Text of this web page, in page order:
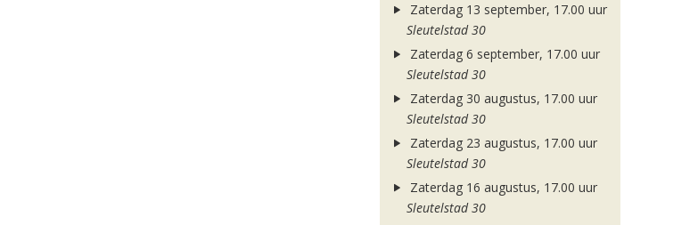
Zaterdag 13 september, 17.00 uur
Sleutelstad 30
Zaterdag 6 september, 17.00 uur
Sleutelstad 30
Zaterdag 30 augustus, 17.00 uur
Sleutelstad 30
Zaterdag 23 augustus, 17.00 uur
Sleutelstad 30
Zaterdag 16 augustus, 17.00 uur
Sleutelstad 30